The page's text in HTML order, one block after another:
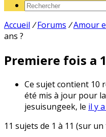
Accueil / Forums /Amour
ans ?
Premiere fois a
Ce sujet contient 10
été mis à jour pour
jesuisungeek, le il y
11 sujets de 1 à 11 (sur